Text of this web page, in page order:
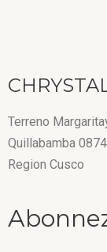
Terreno
Quillabamba
Region Cusco